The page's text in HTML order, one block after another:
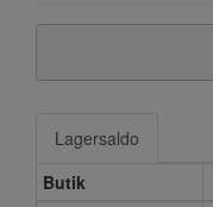
Lagersaldo
Butik